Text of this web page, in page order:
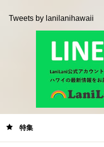
Tweets by lanilanihawaii
特集